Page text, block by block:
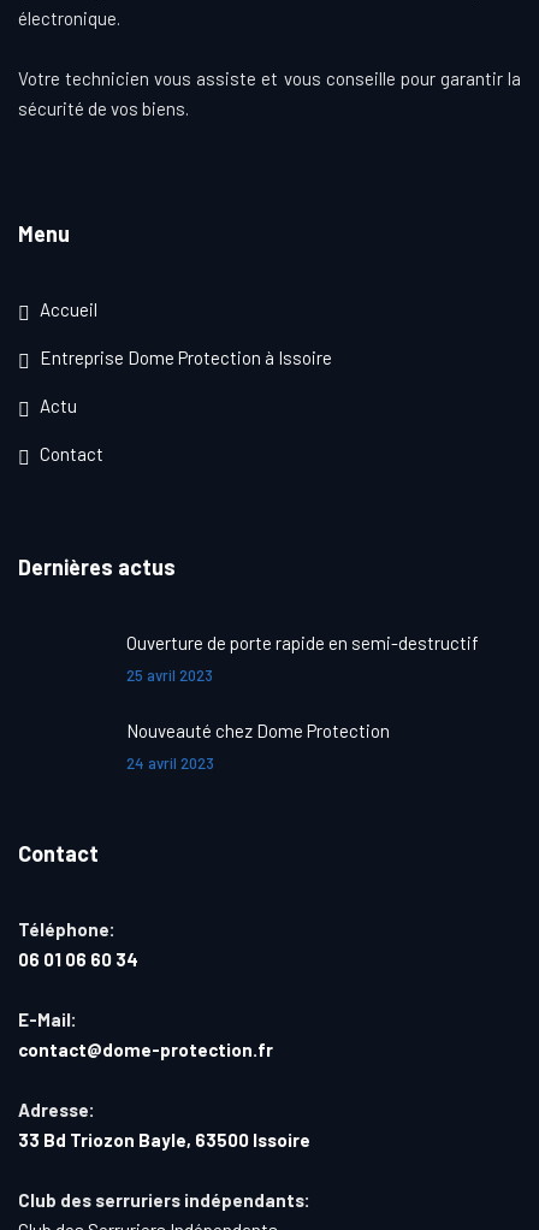
électronique.
Votre technicien vous assiste et vous conseille pour garantir la
sécurité de vos biens.
Menu
Accueil
Entreprise Dome Protection à Issoire
Actu
Contact
Dernières actus
Ouverture de porte rapide en semi-destructif
25 avril 2023
Nouveauté chez Dome Protection
24 avril 2023
Contact
Téléphone:
06 01 06 60 34
E-Mail:
contact@dome-protection.fr
Adresse:
33 Bd Triozon Bayle, 63500 Issoire
Club des serruriers indépendants: